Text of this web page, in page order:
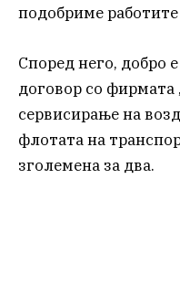
подобриме
Според него, добро
договор со фирмата
сервисирање на
флотата на
зголемена за два.